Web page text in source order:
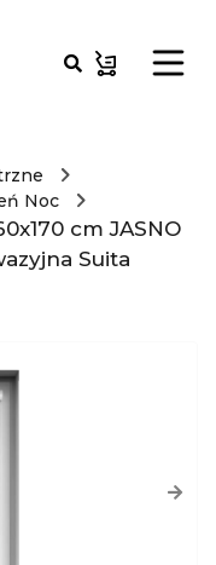
Noc
cm JASNO
Suita